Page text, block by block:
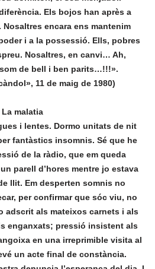
Els bojos han après a
encara ens mantenim
i a la possessió. Ells, pobres
Nosaltres, en canvi… Ah,
de bell i ben parits…!!!».
11 de maig de 1980)
La malatia
i lentes. Dormo unitats de nit
fantàstics insomnis. Sé que he
de la ràdio, que em queda
parell d’hores mentre jo estava
llit. Em desperten somnis no
per confirmar que sóc viu, no
adscrit als mateixos carnets i als
enganxats; pressió insistent als
en una irreprimible visita al
un acte final de constància.